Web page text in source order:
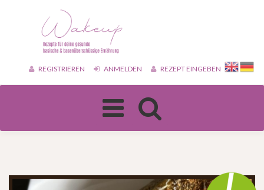
REGISTRIEREN ANMELDEN REZEPT EINGEBEN
Toggle
navigation